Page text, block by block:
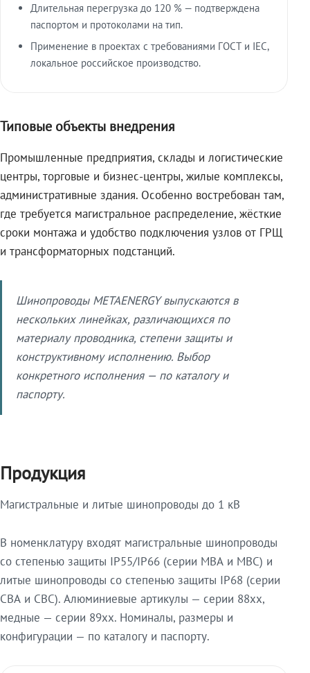
Длительная перегрузка до 120 % — подтверждена
паспортом и протоколами на тип.
Применение в проектах с требованиями ГОСТ и IEC,
локальное российское производство.
Типовые объекты внедрения
Промышленные предприятия, склады и логистические
центры, торговые и бизнес-центры, жилые комплексы,
административные здания. Особенно востребован там,
где требуется магистральное распределение, жёсткие
сроки монтажа и удобство подключения узлов от ГРЩ
и трансформаторных подстанций.
Шинопроводы METAENERGY выпускаются в
нескольких линейках, различающихся по
материалу проводника, степени защиты и
конструктивному исполнению. Выбор
конкретного исполнения — по каталогу и
паспорту.
Продукция
Магистральные и литые шинопроводы до 1 кВ
В номенклатуру входят магистральные шинопроводы
со степенью защиты IP55/IP66 (серии МВА и МВС) и
литые шинопроводы со степенью защиты IP68 (серии
СВА и СВС). Алюминиевые артикулы — серии 88xx,
медные — серии 89xx. Номиналы, размеры и
конфигурации — по каталогу и паспорту.